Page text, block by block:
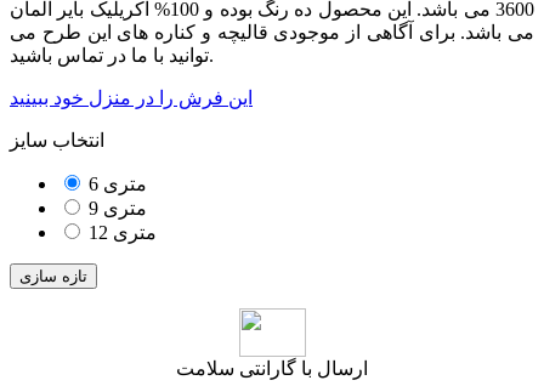
3600 می باشد. این محصول ده رنگ بوده و 100% اکریلیک بایر آلمان
می باشد. برای آگاهی از موجودی قالیچه و کناره های این طرح می
توانید با ما در تماس باشید.
این فرش را در منزل خود ببینید
انتخاب سایز
6 متری
9 متری
12 متری
ارسال با گارانتی سلامت